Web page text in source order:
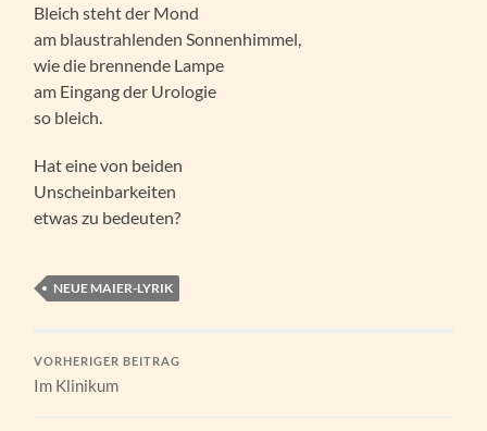
Bleich steht der Mond
am blaustrahlenden Sonnenhimmel,
wie die brennende Lampe
am Eingang der Urologie
so bleich.
Hat eine von beiden
Unscheinbarkeiten
etwas zu bedeuten?
NEUE MAIER-LYRIK
VORHERIGER BEITRAG
Im Klinikum